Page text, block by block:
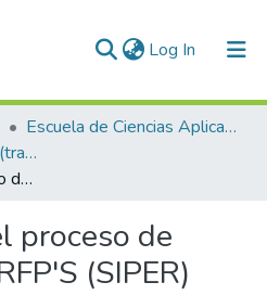
Log In (current)
Escuela de Ciencias Aplicadas e Ingeniería
Ingeniería de Sistemas (trabajo de grado)
Sistema para el proceso de evaluación de RFP'S (SIPER)
proceso de
(SIPER)